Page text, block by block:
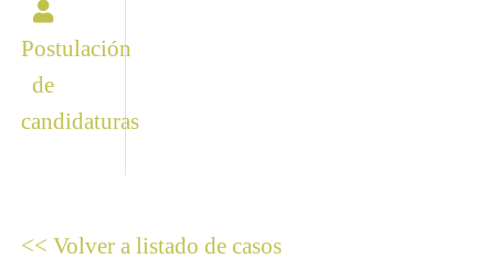
Postulación
de
candidaturas
<< Volver a listado de casos